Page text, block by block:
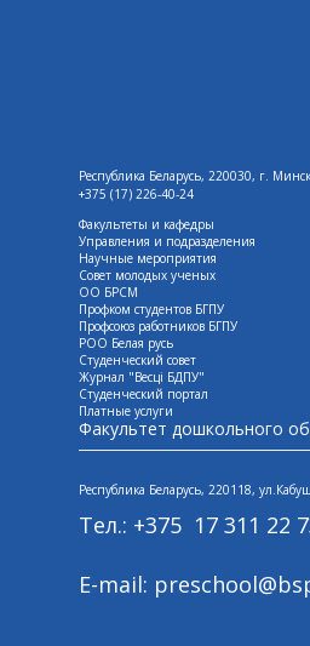
Республика Беларусь, 220030, г.
+375 (17) 226-40-24
Факультеты и кафедры
Управления и подразделения
Научные мероприятия
Совет молодых ученых
ОО БРСМ
Профком студентов БГПУ
Профсоюз работников БГПУ
РОО Белая русь
Студенческий совет
Журнал "Весцi БДПУ"
Студенческий портал
Платные услуги
Факультет дошкольного
Республика Беларусь, 220118,
Тел.: +375 17 311 22
E-mail: